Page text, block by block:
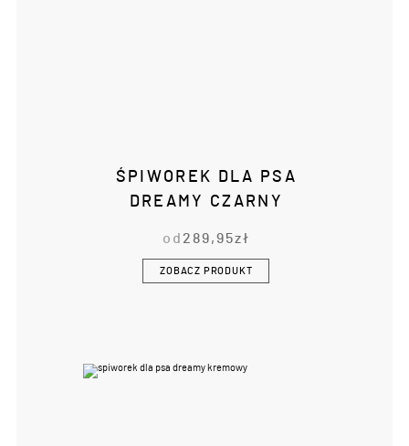
ŚPIWOREK DLA PSA
DREAMY CZARNY
od 289,95zł
ZOBACZ PRODUKT